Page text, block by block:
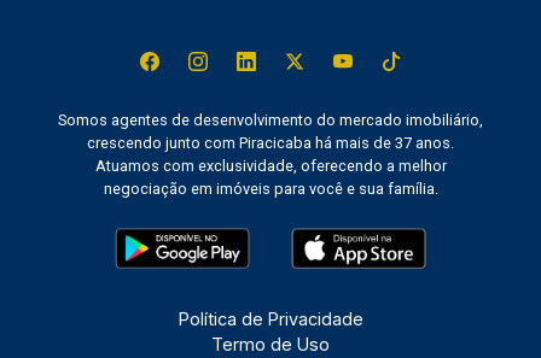
Somos agentes de desenvolvimento do mercado imobiliário,
crescendo junto com Piracicaba há mais de 37 anos.
Atuamos com exclusividade, oferecendo a melhor
negociação em imóveis para você e sua família.
Política de Privacidade
Termo de Uso